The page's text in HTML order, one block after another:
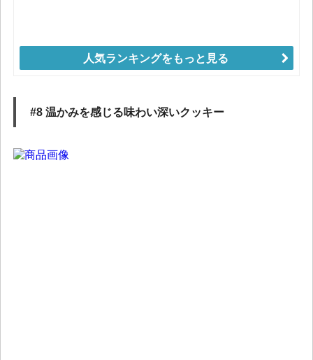
人気ランキングをもっと見る
#8 温かみを感じる味わい深いクッキー